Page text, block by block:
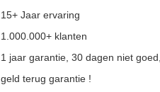
15+ Jaar ervaring
1.000.000+ klanten
1 jaar garantie, 30 dagen niet goed,
geld terug garantie !